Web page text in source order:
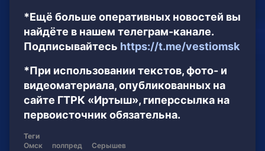
*Ещё больше оперативных новостей вы
найдёте в нашем телеграм-канале.
Подписывайтесь https://t.me/vestiomsk
*При использовании текстов, фото- и
видеоматериала, опубликованных на
сайте ГТРК «Иртыш», гиперссылка на
первоисточник обязательна.
Теги
Омск
полпред Серышев